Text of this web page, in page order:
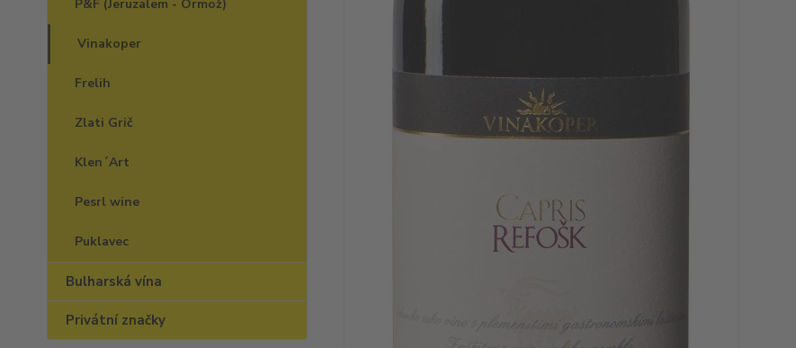
P&F (Jeruzalem - Ormož)
Vinakoper
Frelih
Zlati Grič
Klen´Art
Pesrl wine
Puklavec
Bulharská vína
Privátní značky